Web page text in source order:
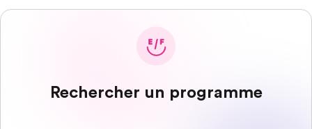
Rechercher un programme